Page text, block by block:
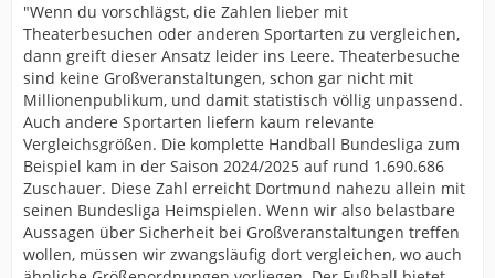
"Wenn du vorschlägst, die Zahlen lieber mit
Theaterbesuchen oder anderen Sportarten zu vergleichen,
dann greift dieser Ansatz leider ins Leere. Theaterbesuche
sind keine Großveranstaltungen, schon gar nicht mit
Millionenpublikum, und damit statistisch völlig unpassend.
Auch andere Sportarten liefern kaum relevante
Vergleichsgrößen. Die komplette Handball Bundesliga zum
Beispiel kam in der Saison 2024/2025 auf rund 1.690.686
Zuschauer. Diese Zahl erreicht Dortmund nahezu allein mit
seinen Bundesliga Heimspielen. Wenn wir also belastbare
Aussagen über Sicherheit bei Großveranstaltungen treffen
wollen, müssen wir zwangsläufig dort vergleichen, wo auch